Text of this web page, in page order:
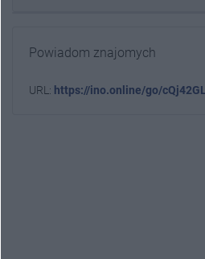
Powiadom znajomych
URL: https://ino.online/go/